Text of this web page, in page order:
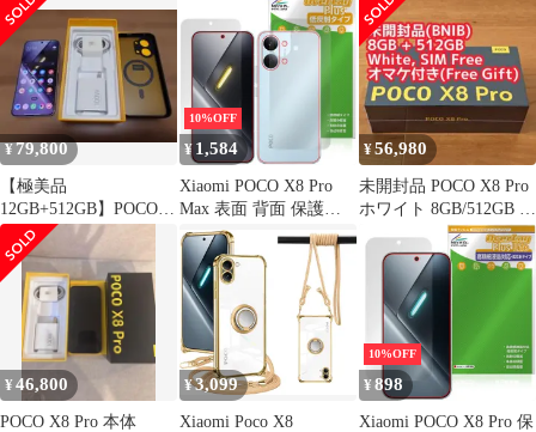
for シャオミー ポコ プ
ロ マックス 書き味向上
紙のような描き心地
ポコ プロ 9H 高硬度 透
明 高光沢
¥79,800
【極美品
12GB+512GB】POCO
X8 Pro MAX ホワイト
10%OFF
¥ 1,584
Xiaomi POCO X8 Pro
Max 表面 背面 保護フ
ィルム OverLay Plus for
シャオミー ポコ プロ
マックス アンチグレア
反射防止 指紋防止
¥56,980
未開封品 POCO X8 Pro
ホワイト 8GB/512GB オ
¥46,800
POCO X8 Pro 本体
¥3,099
Xiaomi Poco X8
10%OFF
¥898
Xiaomi POCO X8 Pro 保